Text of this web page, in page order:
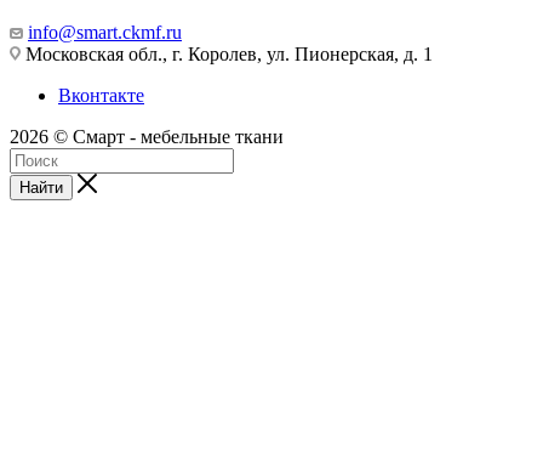
info@smart.ckmf.ru
Московская обл., г. Королев, ул. Пионерская, д. 1
Вконтакте
2026 © Смарт - мебельные ткани
Найти